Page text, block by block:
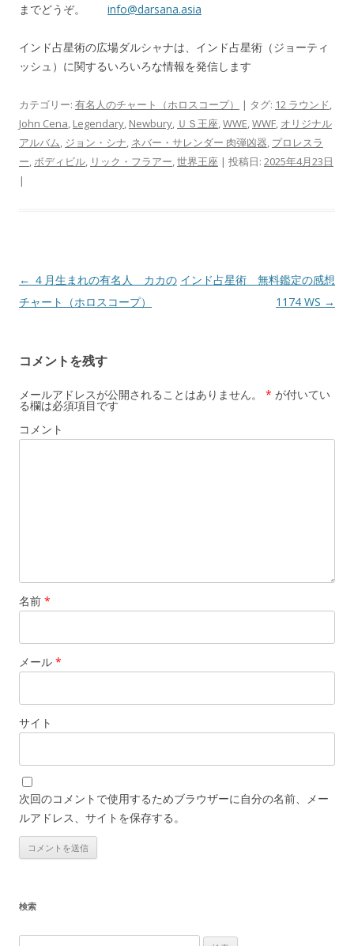
までどうぞ。 info@darsana.asia
インド占星術の広場ダルシャナは、インド占星術（ジョーティ
ッシュ）に関するいろいろな情報を発信します
カテゴリー: 有名人のチャート（ホロスコープ） | タグ: 12 ラウンド,
John Cena, Legendary, Newbury, ＵＳ王座,WWE,WWF, オリジナル
アルバム, ジョン・シナ, ネバー・サレンダー 肉弾凶器, プロレスラ
ー,ボディビル, リック・フラアー,世界王座 | 投稿日: 2025年4月23日
|
投
稿
ゲ
ー
シ
ョ
← ４月生まれの有名人 カカの
チャート（ホロスコープ）
インド占星術 無料鑑定の感想
1174 WS →
コメントを残す
メールアドレスが公開されることはありません。 * が付いてい
る欄は必須項目です
コメント
名前 *
メール *
サイト
次回のコメントで使用するためブラウザーに自分の名前、メー
ルアドレス、サイトを保存する。
検索